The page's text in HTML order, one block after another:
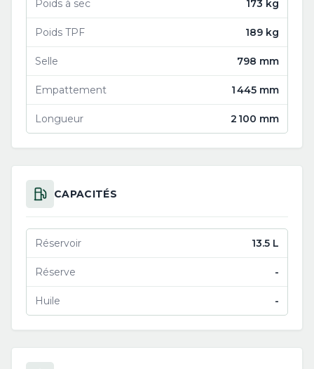
Poids à sec 173 kg
Poids TPF 189 kg
Selle 798 mm
Empattement 1 445 mm
Longueur 2 100 mm
CAPACITÉS
Réservoir 13.5 L
Réserve -
Huile -